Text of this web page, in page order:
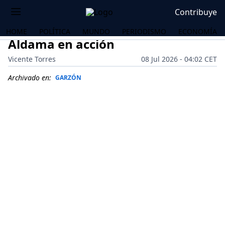
Contribuye
HOME POLÍTICA MUNDO PERIODISMO ECONOMÍA
Aldama en acción
Vicente Torres
08 Jul 2026 - 04:02 CET
Archivado en: GARZÓN